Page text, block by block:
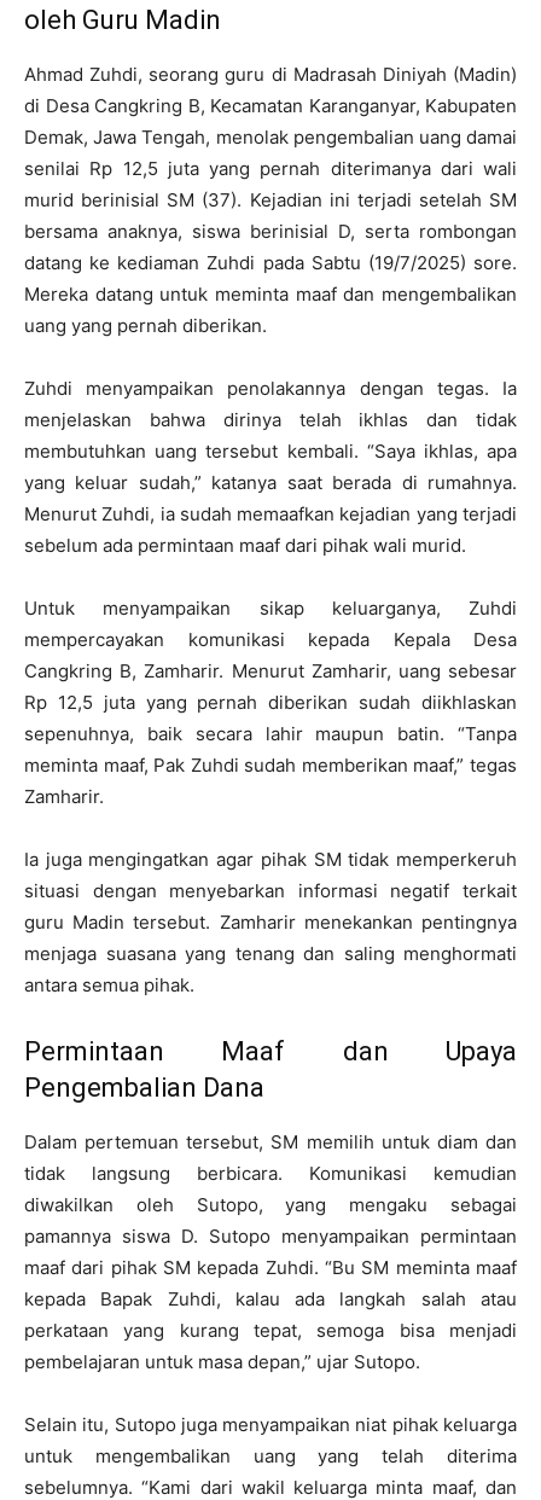
oleh Guru Madin
Ahmad Zuhdi, seorang guru di Madrasah Diniyah (Madin)
di Desa Cangkring B, Kecamatan Karanganyar, Kabupaten
Demak, Jawa Tengah, menolak pengembalian uang damai
senilai Rp 12,5 juta yang pernah diterimanya dari wali
murid berinisial SM (37). Kejadian ini terjadi setelah SM
bersama anaknya, siswa berinisial D, serta rombongan
datang ke kediaman Zuhdi pada Sabtu (19/7/2025) sore.
Mereka datang untuk meminta maaf dan mengembalikan
uang yang pernah diberikan.
Zuhdi menyampaikan penolakannya dengan tegas. Ia
menjelaskan bahwa dirinya telah ikhlas dan tidak
membutuhkan uang tersebut kembali. “Saya ikhlas, apa
yang keluar sudah,” katanya saat berada di rumahnya.
Menurut Zuhdi, ia sudah memaafkan kejadian yang terjadi
sebelum ada permintaan maaf dari pihak wali murid.
Untuk menyampaikan sikap keluarganya, Zuhdi
mempercayakan komunikasi kepada Kepala Desa
Cangkring B, Zamharir. Menurut Zamharir, uang sebesar
Rp 12,5 juta yang pernah diberikan sudah diikhlaskan
sepenuhnya, baik secara lahir maupun batin. “Tanpa
meminta maaf, Pak Zuhdi sudah memberikan maaf,” tegas
Zamharir.
Ia juga mengingatkan agar pihak SM tidak memperkeruh
situasi dengan menyebarkan informasi negatif terkait
guru Madin tersebut. Zamharir menekankan pentingnya
menjaga suasana yang tenang dan saling menghormati
antara semua pihak.
Permintaan Maaf dan Upaya
Pengembalian Dana
Dalam pertemuan tersebut, SM memilih untuk diam dan
tidak langsung berbicara. Komunikasi kemudian
diwakilkan oleh Sutopo, yang mengaku sebagai
pamannya siswa D. Sutopo menyampaikan permintaan
maaf dari pihak SM kepada Zuhdi. “Bu SM meminta maaf
kepada Bapak Zuhdi, kalau ada langkah salah atau
perkataan yang kurang tepat, semoga bisa menjadi
pembelajaran untuk masa depan,” ujar Sutopo.
Selain itu, Sutopo juga menyampaikan niat pihak keluarga
untuk mengembalikan uang yang telah diterima
sebelumnya. “Kami dari wakil keluarga minta maaf, dan